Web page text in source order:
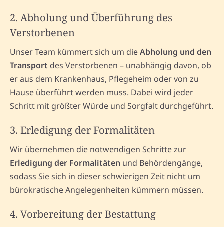
2. Abholung und Überführung des
Verstorbenen
Unser Team kümmert sich um dieAbholung und den
Transport des Verstorbenen – unabhängig davon, ob
er aus dem Krankenhaus, Pflegeheim oder von zu
Hause überführt werden muss. Dabei wird jeder
Schritt mit größter Würde und Sorgfalt durchgeführt.
3. Erledigung der Formalitäten
Wir übernehmen die notwendigen Schritte zur
Erledigung der Formalitäten und Behördengänge,
sodass Sie sich in dieser schwierigen Zeit nicht um
bürokratische Angelegenheiten kümmern müssen.
4. Vorbereitung der Bestattung